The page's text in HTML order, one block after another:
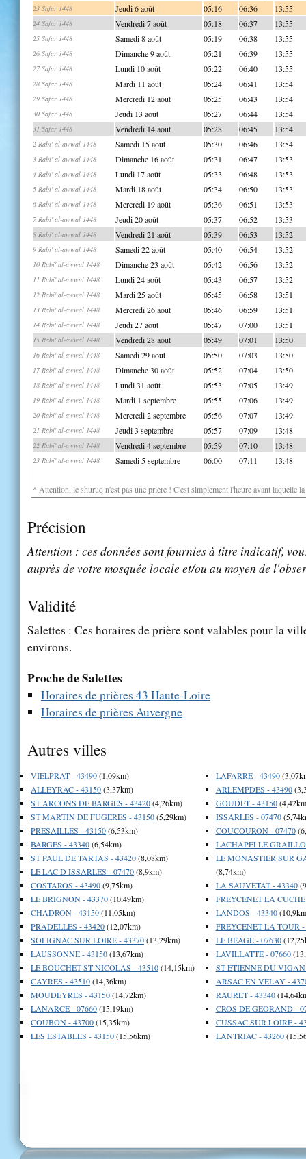
23 Safar 1448 Jeudi 6 août 05:16 06:36 13:55
24 Safar 1448 Vendredi 7 août 05:18 06:37 13:55
25 Safar 1448 Samedi 8 août 05:19 06:38 13:55
26 Safar 1448 Dimanche 9 août 05:21 06:39 13:55
27 Safar 1448 Lundi 10 août 05:22 06:40 13:55
28 Safar 1448 Mardi 11 août 05:24 06:41 13:54
29 Safar 1448 Mercredi 12 août 05:25 06:43 13:54
30 Safar 1448 Jeudi 13 août 05:27 06:44 13:54
31 Safar 1448 Vendredi 14 août 05:28 06:45 13:54
2 Rabi' al-awwal 1448 Samedi 15 août 05:30 06:46 13:54
3 Rabi' al-awwal 1448 Dimanche 16 août 05:31 06:47 13:53
4 Rabi' al-awwal 1448 Lundi 17 août 05:33 06:48 13:53
5 Rabi' al-awwal 1448 Mardi 18 août 05:34 06:50 13:53
6 Rabi' al-awwal 1448 Mercredi 19 août 05:36 06:51 13:53
7 Rabi' al-awwal 1448 Jeudi 20 août 05:37 06:52 13:53
8 Rabi' al-awwal 1448 Vendredi 21 août 05:39 06:53 13:52
9 Rabi' al-awwal 1448 Samedi 22 août 05:40 06:54 13:52
10 Rabi' al-awwal 1448 Dimanche 23 août 05:42 06:56 13:52
11 Rabi' al-awwal 1448 Lundi 24 août 05:43 06:57 13:52
12 Rabi' al-awwal 1448 Mardi 25 août 05:45 06:58 13:51
13 Rabi' al-awwal 1448 Mercredi 26 août 05:46 06:59 13:51
14 Rabi' al-awwal 1448 Jeudi 27 août 05:47 07:00 13:51
15 Rabi' al-awwal 1448 Vendredi 28 août 05:49 07:01 13:50
16 Rabi' al-awwal 1448 Samedi 29 août 05:50 07:03 13:50
17 Rabi' al-awwal 1448 Dimanche 30 août 05:52 07:04 13:50
18 Rabi' al-awwal 1448 Lundi 31 août 05:53 07:05 13:49
19 Rabi' al-awwal 1448 Mardi 1 septembre 05:55 07:06 13:49
20 Rabi' al-awwal 1448 Mercredi 2 septembre 05:56 07:07 13:49
21 Rabi' al-awwal 1448 Jeudi 3 septembre 05:57 07:09 13:48
22 Rabi' al-awwal 1448 Vendredi 4 septembre 05:59 07:10 13:48
23 Rabi' al-awwal 1448 Samedi 5 septembre 06:00 07:11 13:48
* Attention, le shuruq n'est pas une prière ! C'est simplement l'heure avant laquelle
Précision
Attention : ces données sont fournies à titre indicatif,
auprès de votre mosquée locale et/ou au moyen de
Validité
Salettes : Ces horaires de prière sont valables pour la
environs.
Proche de Salettes
Horaires de prières 43 Haute-Loire
Horaires de prières Auvergne
Autres villes
VIELPRAT - 43490(1,09km)
ALLEYRAC - 43150(3,37km)
ST ARCONS DE BARGES - 43420(4,26km)
ST MARTIN DE FUGERES - 43150(5,29km)
PRESAILLES - 43150(6,53km)
BARGES - 43340(6,54km)
ST PAUL DE TARTAS - 43420(8,08km)
LE LAC D ISSARLES - 07470(8,9km)
COSTAROS - 43490(9,75km)
LE BRIGNON - 43370(10,49km)
CHADRON - 43150(11,05km)
PRADELLES - 43420(12,07km)
SOLIGNAC SUR LOIRE - 43370(13,29km)
LAUSSONNE - 43150(13,67km)
LE BOUCHET ST NICOLAS - 43510(14,15km)
CAYRES - 43510(14,36km)
MOUDEYRES - 43150(14,72km)
LANARCE - 07660(15,19km)
COUBON - 43700(15,35km)
LES ESTABLES - 43150(15,56km)
LAFARRE - 43490
ARLEMPDES - 43490
GOUDET - 43150
ISSARLES - 07470
COUCOURON - 07470
LACHAPELLE
LE MONASTIER SUR
(8,74km)
LA SAUVETAT - 43340
FREYCENET LA
LANDOS - 43340
FREYCENET LA TOUR -
LE BEAGE - 07630
LAVILLATTE - 07660
ST ETIENNE DU VIGAN
ARSAC EN VELAY -
RAURET - 43340
CROS DE GEORAND -
CUSSAC SUR LOIRE -
LANTRIAC - 43260